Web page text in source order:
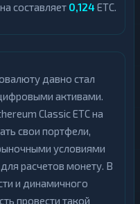
составляет 0,124ETC.
давно стал
активами.
Classic ETC на
свои портфели,
условиями
расчетов монету. В
и динамичного
провести такой